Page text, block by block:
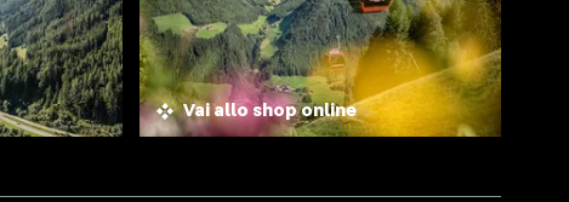
Vai allo shop online